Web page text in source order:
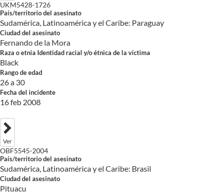
UKM5428-1726
País/territorio del asesinato
Sudamérica, Latinoamérica y el Caribe: Paraguay
Ciudad del asesinato
Fernando de la Mora
Raza o etnia Identidad racial y/o étnica de la víctima
Black
Rango de edad
26 a 30
Fecha del incidente
16 feb 2008
Ver
OBF5545-2004
País/territorio del asesinato
Sudamérica, Latinoamérica y el Caribe: Brasil
Ciudad del asesinato
Pituacu